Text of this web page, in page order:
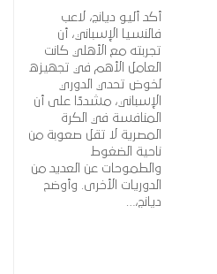
أكد أليو ديانج، لاعب
فالنسيا الإسباني، أن
تجربته مع الأهلي كانت
العامل الأهم في تجهيزه
لخوض تحدي الدوري
الإسباني، مشددًا على أن
المنافسة في الكرة
المصرية لا تقل صعوبة من
ناحية الضغوط
والطموحات عن العديد من
الدوريات الأخرى. وأوضح
ديانج،…